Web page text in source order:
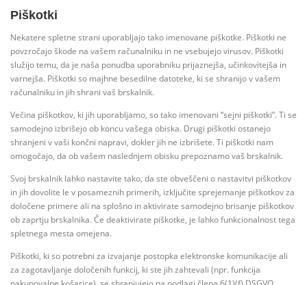
Piškotki
Nekatere spletne strani uporabljajo tako imenovane piškotke. Piškotki ne
povzročajo škode na vašem računalniku in ne vsebujejo virusov. Piškotki
služijo temu, da je naša ponudba uporabniku prijaznejša, učinkovitejša in
varnejša. Piškotki so majhne besedilne datoteke, ki se shranijo v vašem
računalniku in jih shrani vaš brskalnik.
Večina piškotkov, ki jih uporabljamo, so tako imenovani “sejni piškotki”. Ti se
samodejno izbrišejo ob koncu vašega obiska. Drugi piškotki ostanejo
shranjeni v vaši končni napravi, dokler jih ne izbrišete. Ti piškotki nam
omogočajo, da ob vašem naslednjem obisku prepoznamo vaš brskalnik.
Svoj brskalnik lahko nastavite tako, da ste obveščeni o nastavitvi piškotkov
in jih dovolite le v posameznih primerih, izključite sprejemanje piškotkov za
določene primere ali na splošno in aktivirate samodejno brisanje piškotkov
ob zaprtju brskalnika. Če deaktivirate piškotke, je lahko funkcionalnost tega
spletnega mesta omejena.
Piškotki, ki so potrebni za izvajanje postopka elektronske komunikacije ali
za zagotavljanje določenih funkcij, ki ste jih zahtevali (npr. funkcija